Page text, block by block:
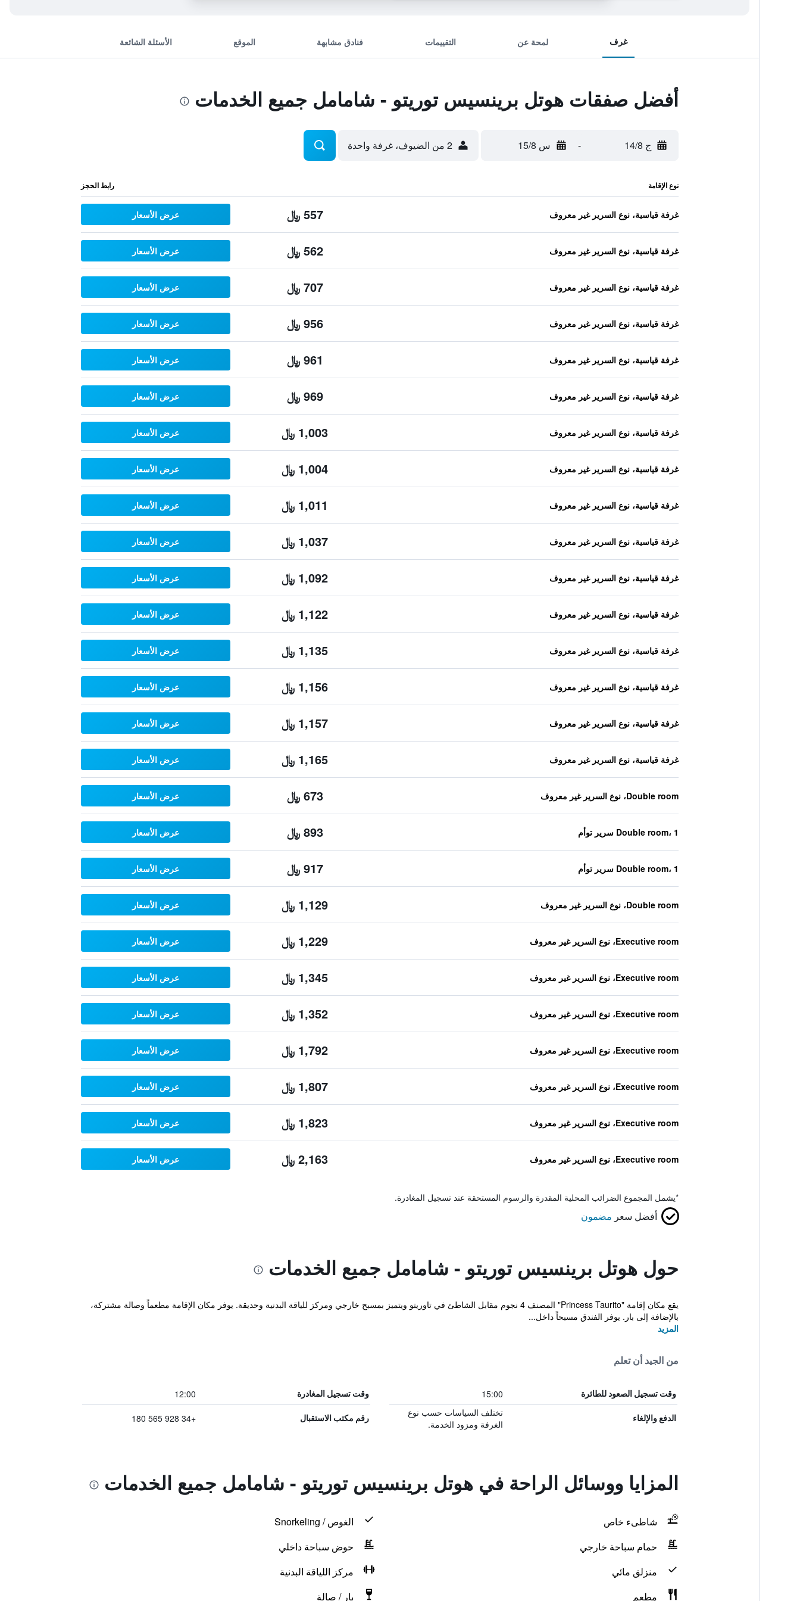
غرف لمحة عن التقييمات فنادق مشابهة الموقع الأسئلة الشائعة
أفضل صفقات هوتل برينسيس توريتو - شامامل جميع الخدمات
ج 14/8 - س 15/8 2 من الضيوف، غرفة واحدة
نوع الإقامة رابط الحجز
غرفة قياسية، نوع السرير غير معروف 557 ﷼ عرض الأسعار
غرفة قياسية، نوع السرير غير معروف 562 ﷼ عرض الأسعار
غرفة قياسية، نوع السرير غير معروف 707 ﷼ عرض الأسعار
غرفة قياسية، نوع السرير غير معروف 956 ﷼ عرض الأسعار
غرفة قياسية، نوع السرير غير معروف 961 ﷼ عرض الأسعار
غرفة قياسية، نوع السرير غير معروف 969 ﷼ عرض الأسعار
غرفة قياسية، نوع السرير غير معروف 1,003 ﷼ عرض الأسعار
غرفة قياسية، نوع السرير غير معروف 1,004 ﷼ عرض الأسعار
غرفة قياسية، نوع السرير غير معروف 1,011 ﷼ عرض الأسعار
غرفة قياسية، نوع السرير غير معروف 1,037 ﷼ عرض الأسعار
غرفة قياسية، نوع السرير غير معروف 1,092 ﷼ عرض الأسعار
غرفة قياسية، نوع السرير غير معروف 1,122 ﷼ عرض الأسعار
غرفة قياسية، نوع السرير غير معروف 1,135 ﷼ عرض الأسعار
غرفة قياسية، نوع السرير غير معروف 1,156 ﷼ عرض الأسعار
غرفة قياسية، نوع السرير غير معروف 1,157 ﷼ عرض الأسعار
غرفة قياسية، نوع السرير غير معروف 1,165 ﷼ عرض الأسعار
Double room، نوع السرير غير معروف 673 ﷼ عرض الأسعار
Double room، 1 سرير توأم 893 ﷼ عرض الأسعار
Double room، 1 سرير توأم 917 ﷼ عرض الأسعار
Double room، نوع السرير غير معروف 1,129 ﷼ عرض الأسعار
Executive room، نوع السرير غير معروف 1,229 ﷼ عرض الأسعار
Executive room، نوع السرير غير معروف 1,345 ﷼ عرض الأسعار
Executive room، نوع السرير غير معروف 1,352 ﷼ عرض الأسعار
Executive room، نوع السرير غير معروف 1,792 ﷼ عرض الأسعار
Executive room، نوع السرير غير معروف 1,807 ﷼ عرض الأسعار
Executive room، نوع السرير غير معروف 1,823 ﷼ عرض الأسعار
Executive room، نوع السرير غير معروف 2,163 ﷼ عرض الأسعار
*يشمل المجموع الضرائب المحلية المقدرة والرسوم المستحقة عند تسجيل المغادرة.
أفضل سعر مضمون
حول هوتل برينسيس توريتو - شامامل جميع الخدمات
يقع مكان إقامة "Princess Taurito" المصنف 4 نجوم مقابل الشاطئ في تاوريتو ويتميز بمسبح خارجي ومركز للياقة البدنية وحديقة. يوفر مكان الإقامة مطعماً وصالة مشتركة،
بالإضافة إلى بار. يوفر الفندق مسبحاً داخل...
المزيد
من الجيد أن تعلم
وقت تسجيل الصعود للطائرة 15:00 وقت تسجيل المغادرة 12:00
الدفع والإلغاء
تختلف السياسات حسب نوع
الغرفة ومزود الخدمة.
رقم مكتب الاستقبال +34 928 565 180
المزايا ووسائل الراحة في هوتل برينسيس توريتو - شامامل جميع الخدمات
شاطىء خاص
الغوص / Snorkeling
حمام سباحة خارجي
حوض سباحة داخلي
منزلق مائي
مركز اللياقة البدنية
مطعم
بار / صالة